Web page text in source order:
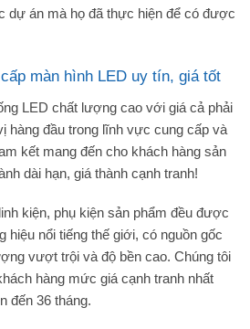
dự án mà họ đã thực hiện để có được
màn hình LED uy tín, giá tốt
LED chất lượng cao với giá cả phải
hàng đầu trong lĩnh vực cung cấp và
kết mang đến cho khách hàng sản
dài hạn, giá thành cạnh tranh!
kiện, phụ kiện sản phẩm đều được
hiệu nổi tiếng thế giới, có nguồn gốc
vượt trội và độ bền cao. Chúng tôi
hàng mức giá cạnh tranh nhất
đến 36 tháng.